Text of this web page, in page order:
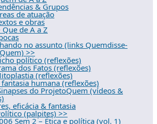
& Grupos
de atuação
e obras
Que de A a Z
no assunto (links Quemdisse-
>>
político (reflexões)
dos Fatos (reflexões)
(reflexões)
fantasia humana (reflexões)
do ProjetoQuem (vídeos &
eficácia & fantasia
(palpites) >>
Sem 2 – Ética e política (vol. 1)